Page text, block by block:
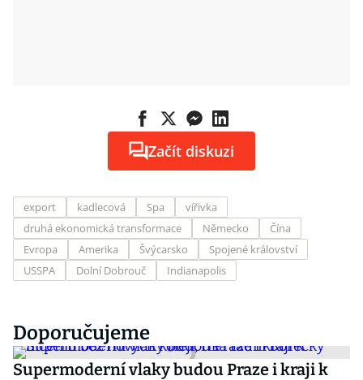
Začít diskuzi
export kadlecová Spa
vířivka
druhá ekonomická transformace
Německo
Čína
Evropa
Amerika Švýcarsko
Spojené království
USSPA
Dolní Dobrouč Indianapolis
Doporučujeme
Supermoderní vlaky budou Praze i kraji k